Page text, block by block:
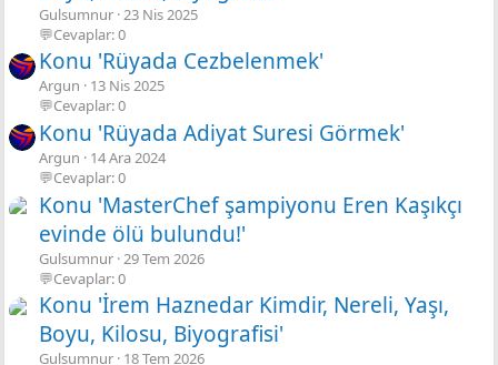
Gulsumnur 23 Nis 2025
💬Cevaplar: 0
Konu 'Rüyada Cezbelenmek'
Argun
13 Nis 2025
💬Cevaplar: 0
Konu 'Rüyada Adiyat Suresi Görmek'
Argun
14 Ara 2024
💬Cevaplar: 0
Konu 'MasterChef şampiyonu Eren Kaşıkçı
evinde ölü bulundu!'
Gulsumnur 29 Tem 2026
💬Cevaplar: 0
Konu 'İrem Haznedar Kimdir, Nereli, Yaşı,
Boyu, Kilosu, Biyografisi'
Gulsumnur 18 Tem 2026